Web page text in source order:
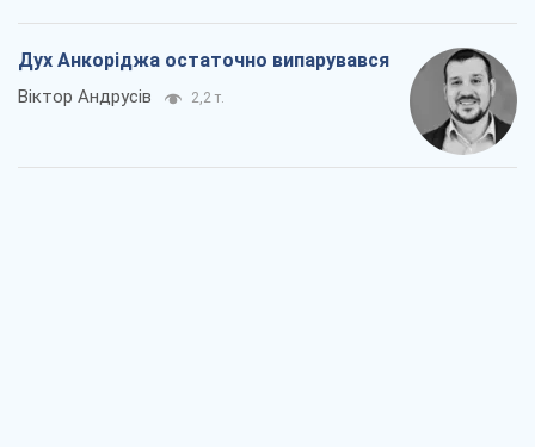
Дух Анкоріджа остаточно випарувався
Віктор Андрусів 2,2 т.